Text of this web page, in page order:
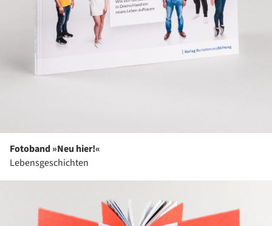
Fotoband »Neu hier!«
Lebensgeschichten